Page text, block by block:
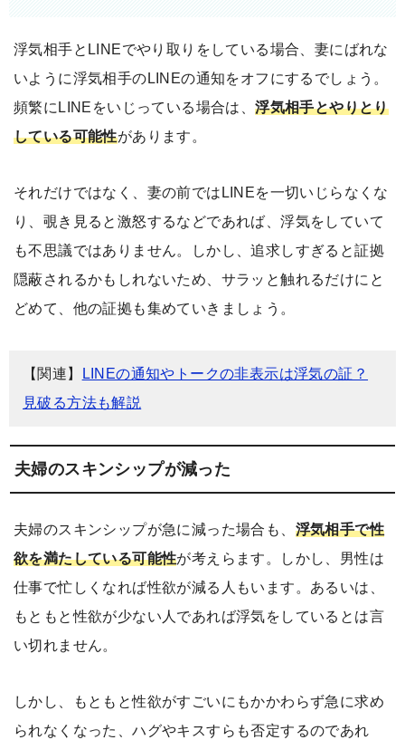
浮気相手とLINEでやり取りをしている場合、妻にばれな
いように浮気相手のLINEの通知をオフにするでしょう。
頻繁にLINEをいじっている場合は、浮気相手とやりとり
している可能性があります。
それだけではなく、妻の前ではLINEを一切いじらなくな
り、覗き見ると激怒するなどであれば、浮気をしていて
も不思議ではありません。しかし、追求しすぎると証拠
隠蔽されるかもしれないため、サラッと触れるだけにと
どめて、他の証拠も集めていきましょう。
【関連】
LINEの通知やトークの非表示は浮気の証？
見破る方法も解説
夫婦のスキンシップが減った
夫婦のスキンシップが急に減った場合も、 浮気相手で性
欲を満たしている可能性が考えらます。しかし、男性は
仕事で忙しくなれば性欲が減る人もいます。あるいは、
もともと性欲が少ない人であれば浮気をしているとは言
い切れません。
しかし、もともと性欲がすごいにもかかわらず急に求め
られなくなった、ハグやキスすらも否定するのであれ